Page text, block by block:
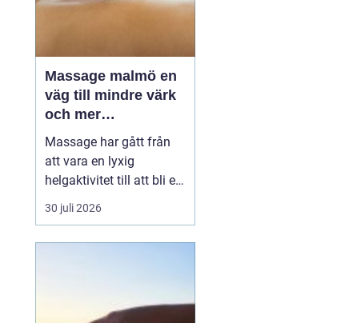
Massage malmö en
väg till mindre värk
och mer
vardagsenergi
Massage har gått från
att vara en lyxig
helgaktivitet till att bli en
naturlig del av många
människors vardag. Fler
som Malmö, där tempot
30 juli 2026